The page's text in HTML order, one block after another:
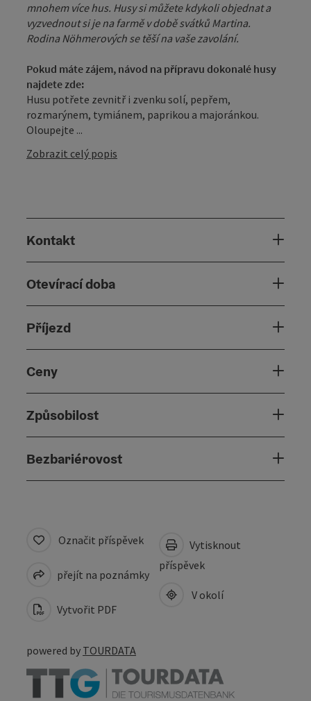
mnohem více hus. Husy si můžete kdykoli objednat a
vyzvednout si je na farmě v době svátků Martina.
Rodina Nöhmerových se těší na vaše zavolání.
Pokud máte zájem, návod na přípravu dokonalé husy
najdete zde:
Husu potřete zevnitř i zvenku solí, pepřem,
rozmarýnem, tymiánem, paprikou a majoránkou.
Oloupejte ...
Zobrazit celý popis
Kontakt
Otevírací doba
Příjezd
Ceny
Způsobilost
Bezbariérovost
Označit příspěvek
přejít na poznámky
Vytvořit PDF
Vytisknout
příspěvek
V okolí
powered by TOURDATA